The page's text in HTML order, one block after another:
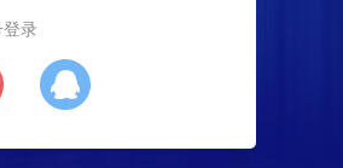
录